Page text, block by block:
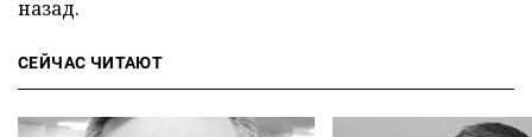
назад.
СЕЙЧАС ЧИТАЮТ